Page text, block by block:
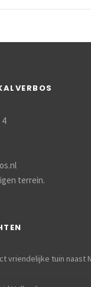
terrein.
vriendelijke tuin naast